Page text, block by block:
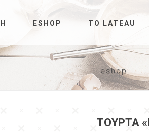
ESHOP ΤΟ LATEAU
eshop
ΤΟΎΡΤΑ